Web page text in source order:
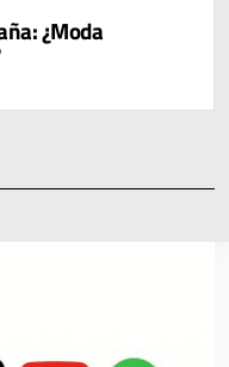
¿Moda